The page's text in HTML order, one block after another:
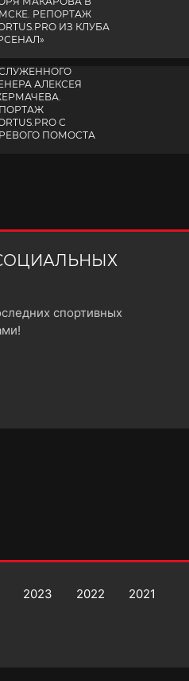
РЕПОРТАЖ
ИЗ КЛУБА
АЛЕКСЕЯ
С
ПОМОСТА
спортивных
2023 2022 2021